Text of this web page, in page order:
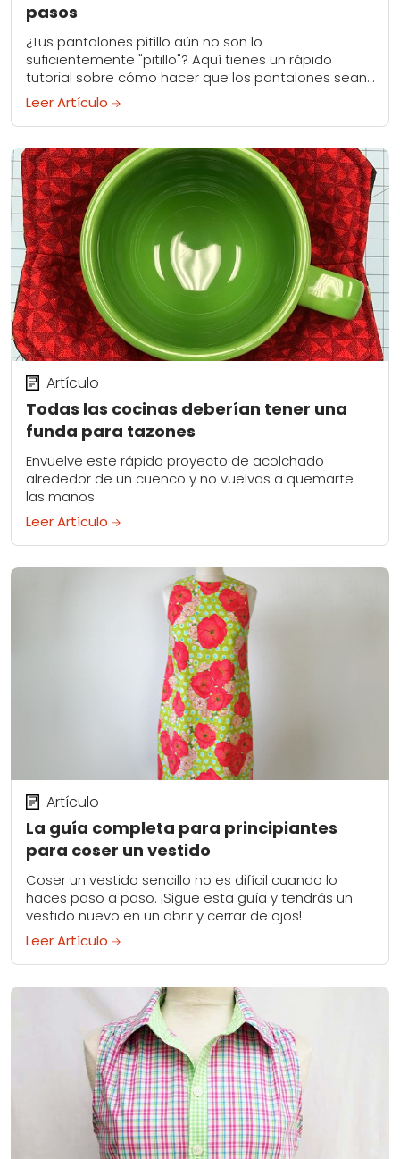
pasos
¿Tus pantalones pitillo aún no son lo
suficientemente "pitillo"? Aquí tienes un rápido
tutorial sobre cómo hacer que los pantalones sean
más delgados sin necesidad de grandes arreglos.
Leer Artículo
Todas las cocinas deberían tener una
funda para tazones
Artículo
Envuelve este rápido proyecto de acolchado
alrededor de un cuenco y no vuelvas a quemarte
las manos
Leer Artículo
La guía completa para principiantes
para coser un vestido
Artículo
Coser un vestido sencillo no es difícil cuando lo
haces paso a paso. ¡Sigue esta guía y tendrás un
vestido nuevo en un abrir y cerrar de ojos!
Leer Artículo